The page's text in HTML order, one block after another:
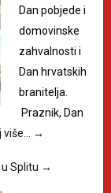
Dan pobjede i
domovinske
zahvalnosti i
Dan hrvatskih
branitelja.
Praznik, Dan
više… →
Splitu →